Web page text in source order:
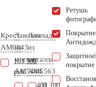
Крест
AM0843
103.500
руб.
Лавочка
на
могилу
AM5444
19.400
Лампада
из
металла
AM5563
11.100
Ретушь
Покрытие
Защитное
покрытие